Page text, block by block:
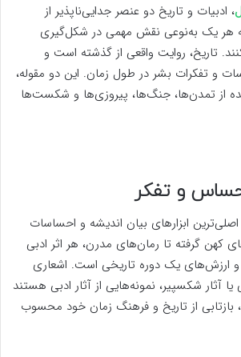
، ادبیات و تاریخ دو عنصر جدایی‌ناپذیر از
هر یک به‌نوعی نقش مهمی در شکل‌گیری
تاریخ، روایت واقعی از گذشته است و
و تفکرات بشر در طول زمان. این دو مقوله،
از تمدن‌ها، جنگ‌ها، پیروزی‌ها و شکست‌ها
و تفکر
اصلی‌ترین ابزارهای بیان اندیشه و احساسات
کهن گرفته تا رمان‌های مدرن، هر اثر ادبی
ارزش‌های یک دوره تاریخی است. اشعاری
آثار شکسپیر، نمونه‌هایی از آثار ادبی هستند
بازتابی از تاریخ و فرهنگ زمان خود محسوب